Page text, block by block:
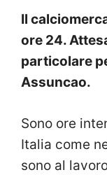
Il
ore 24.
particolare
Assuncao.
Sono ore
Italia come
sono al